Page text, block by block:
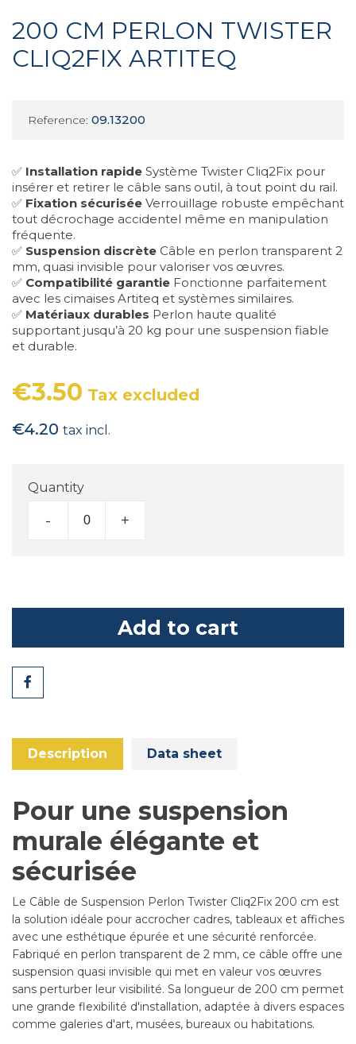
200 CM PERLON TWISTER
CLIQ2FIX ARTITEQ
Reference: 09.13200
✅ Installation rapide Système Twister Cliq2Fix pour
insérer et retirer le câble sans outil, à tout point du rail.
✅ Fixation sécurisée Verrouillage robuste empêchant
tout décrochage accidentel même en manipulation
fréquente.
✅ Suspension discrète Câble en perlon transparent 2
mm, quasi invisible pour valoriser vos œuvres.
✅ Compatibilité garantie Fonctionne parfaitement
avec les cimaises Artiteq et systèmes similaires.
✅ Matériaux durables Perlon haute qualité
supportant jusqu’à 20 kg pour une suspension fiable
et durable.
€3.50 Tax excluded
€4.20 tax incl.
Quantity
- +
Add to cart
Share
Description Data sheet
Pour une suspension
murale élégante et
sécurisée
Le Câble de Suspension Perlon Twister Cliq2Fix 200 cm est
la solution idéale pour accrocher cadres, tableaux et affiches
avec une esthétique épurée et une sécurité renforcée.
Fabriqué en perlon transparent de 2 mm, ce câble offre une
suspension quasi invisible qui met en valeur vos œuvres
sans perturber leur visibilité. Sa longueur de 200 cm permet
une grande flexibilité d'installation, adaptée à divers espaces
comme galeries d'art, musées, bureaux ou habitations.